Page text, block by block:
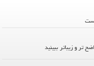
تر و زیباتر ببینید